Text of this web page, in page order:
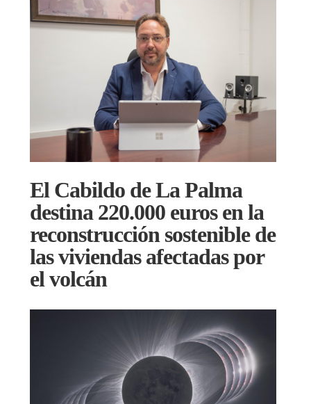
El Cabildo de La Palma
destina 220.000 euros en la
reconstrucción sostenible de
las viviendas afectadas por
el volcán